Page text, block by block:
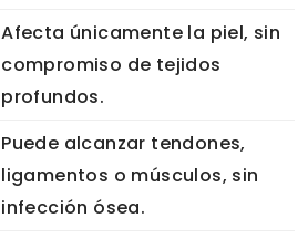
Afecta únicamente la piel, sin
compromiso de tejidos
profundos.
Puede alcanzar tendones,
ligamentos o músculos, sin
infección ósea.